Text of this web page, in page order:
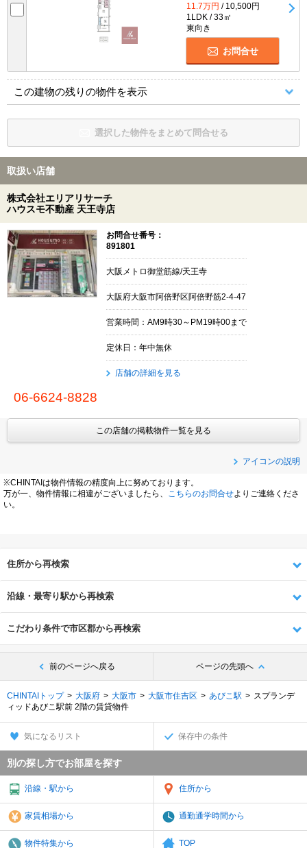
11.7万円 / 10,500円
1LDK / 33㎡
東向き
お問合せ
この建物の残りの物件を表示
選択した物件をまとめて問合せる
取扱い店舗
株式会社エリアリサーチ
ハウスモ不動産 天王寺店
お問合せ番号：
891801
大阪メトロ御堂筋線/天王寺
大阪府大阪市阿倍野区阿倍野筋2-4-47
営業時間：AM9時30～PM19時00まで
定休日：年中無休
店舗の詳細を見る
06-6624-8828
この店舗の掲載物件一覧を見る
アイコンの説明
※CHINTAIは物件情報の精度向上に努めております。
万が一、物件情報に相違がございましたら、
こちらのお問合せよりご連絡くださ
い。
住所から再検索
沿線・最寄り駅から再検索
こだわり条件で市区郡から再検索
前のページへ戻る ページの先頭へ
CHINTAIトップ 大阪府 大阪市 大阪市住吉区 あびこ駅
スプランデ
ィッドあびこ駅前 2階の賃貸物件
気になるリスト 保存中の条件
別の探し方でお部屋を探す
沿線・駅から 住所から
家賃相場から 通勤通学時間から
物件特集から TOP